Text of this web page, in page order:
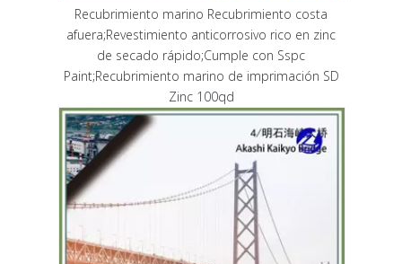
Recubrimiento marino Recubrimiento costa
afuera;Revestimiento anticorrosivo rico en zinc
de secado rápido;Cumple con Sspc
Paint;Recubrimiento marino de imprimación SD
Zinc 100qd